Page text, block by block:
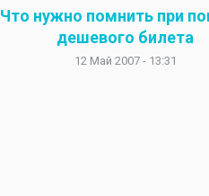
Что нужно помнить при
дешевого билета
12 Май 2007 - 13:31